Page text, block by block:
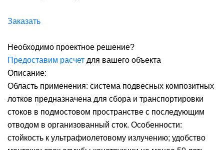
Заказать
Необходимо проектное решение?
Предоставим расчет для вашего объекта
Описание:
Область применения: система подвесных композитных
лотков предназначена для сбора и транспортировки
стоков в подмостовом пространстве с последующим
отводом в организованный сток. Особенности:
стойкость к ультрафиолетовому излучению; удобство